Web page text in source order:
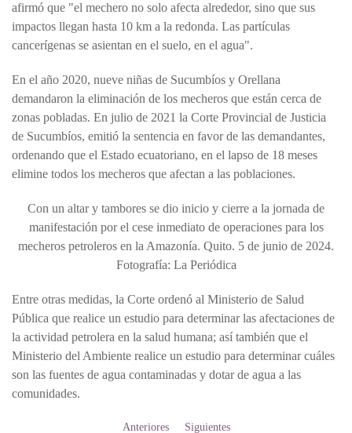
afirmó que "el mechero no solo afecta alrededor, sino que sus
impactos llegan hasta 10 km a la redonda. Las partículas
cancerígenas se asientan en el suelo, en el agua".
En el año 2020, nueve niñas de Sucumbíos y Orellana
demandaron la eliminación de los mecheros que están cerca de
zonas pobladas. En julio de 2021 la Corte Provincial de Justicia
de Sucumbíos, emitió la sentencia en favor de las demandantes,
ordenando que el Estado ecuatoriano, en el lapso de 18 meses
elimine todos los mecheros que afectan a las poblaciones.
Con un altar y tambores se dio inicio y cierre a la jornada de
manifestación por el cese inmediato de operaciones para los
mecheros petroleros en la Amazonía. Quito. 5 de junio de 2024.
Fotografía: La Periódica
Entre otras medidas, la Corte ordenó al Ministerio de Salud
Pública que realice un estudio para determinar las afectaciones de
la actividad petrolera en la salud humana; así también que el
Ministerio del Ambiente realice un estudio para determinar cuáles
son las fuentes de agua contaminadas y dotar de agua a las
comunidades.
Anteriores Siguientes